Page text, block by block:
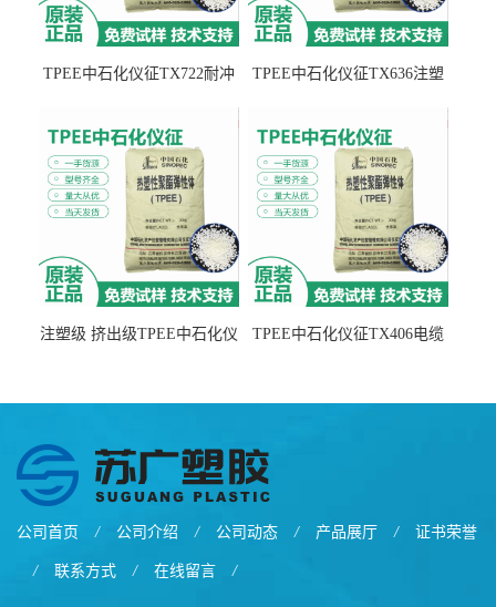
TPEE中石化仪征TX722耐冲
TPEE中石化仪征TX636注塑
注塑级 挤出级TPEE中石化仪
TPEE中石化仪征TX406电缆
公司首页 / 公司介绍 / 公司动态 / 产品展厅 / 证书荣誉
/ 联系方式 / 在线留言 /